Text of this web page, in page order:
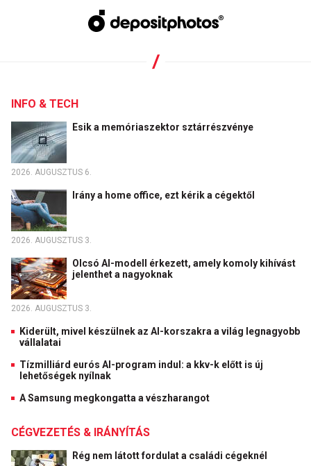
INFO & TECH
Esik a memóriaszektor sztárrészvénye
2026. AUGUSZTUS 6.
Irány a home office, ezt kérik a cégektől
2026. AUGUSZTUS 3.
Olcsó AI-modell érkezett, amely komoly kihívást
jelenthet a nagyoknak
2026. AUGUSZTUS 3.
Kiderült, mivel készülnek az AI-korszakra a világ legnagyobb
vállalatai
Tízmilliárd eurós AI-program indul: a kkv-k előtt is új
lehetőségek nyílnak
A Samsung megkongatta a vészharangot
CÉGVEZETÉS & IRÁNYÍTÁS
Rég nem látott fordulat a családi cégeknél